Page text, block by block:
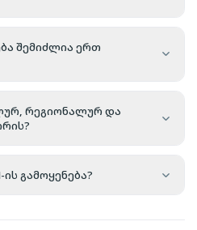
შემიძლია ერთ
რეგიონალურ და
გამოყენება?